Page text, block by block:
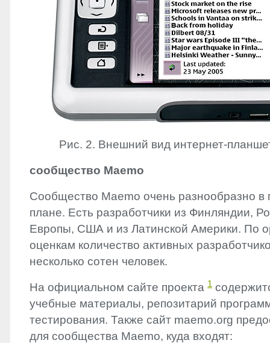
Рис. 2. Внешний вид интернет-
сообщество Maemo
Сообщество Maemo очень разнообразно в
плане. Есть разработчики из Финляндии,
Европы, США и из Латинской Америки. По
оценкам количество активных
несколько сотен человек.
На официальном сайте проекта 1
учебные материалы, репозитарий
тестирования. Также сайт maemo.org
для сообщества Maemo, куда входят: